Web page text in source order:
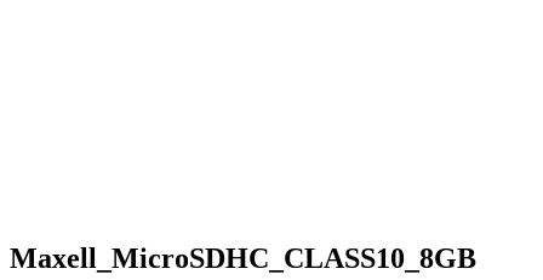
Maxell_MicroSDHC_CLASS10_8GB